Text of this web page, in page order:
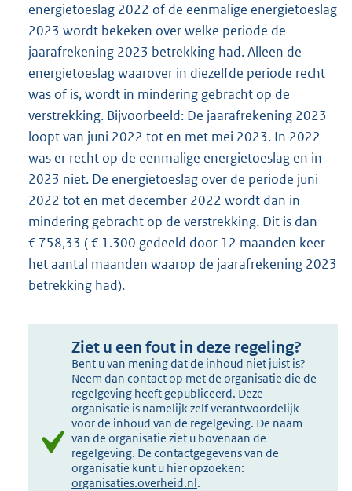
energietoeslag 2022 of de eenmalige energietoeslag
2023 wordt bekeken over welke periode de
jaarafrekening 2023 betrekking had. Alleen de
energietoeslag waarover in diezelfde periode recht
was of is, wordt in mindering gebracht op de
verstrekking. Bijvoorbeeld: De jaarafrekening 2023
loopt van juni 2022 tot en met mei 2023. In 2022
was er recht op de eenmalige energietoeslag en in
2023 niet. De energietoeslag over de periode juni
2022 tot en met december 2022 wordt dan in
mindering gebracht op de verstrekking. Dit is dan
€ 758,33 ( € 1.300 gedeeld door 12 maanden keer
het aantal maanden waarop de jaarafrekening 2023
betrekking had).
Ziet u een fout in deze regeling?
Bent u van mening dat de inhoud niet juist is?
Neem dan contact op met de organisatie die de
regelgeving heeft gepubliceerd. Deze
organisatie is namelijk zelf verantwoordelijk
voor de inhoud van de regelgeving. De naam
van de organisatie ziet u bovenaan de
regelgeving. De contactgegevens van de
organisatie kunt u hier opzoeken:
organisaties.overheid.nl.